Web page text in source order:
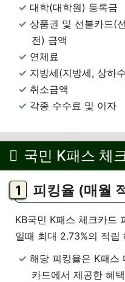
대학(대학원) 등록금
상품권 및 선불카드(
전) 금액
연체료
지방세(지방세, 상하
취소금액
각종 수수료 및 이자
국민 K패스 체
피킹율 (매월
KB국민 K패스 체크카드
일때 최대 2.73%의 적립
해당 피킹율은 K패스
카드에서 제공한 혜